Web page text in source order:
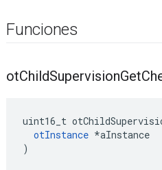
Funciones
otChildSupervisionGet
uint16_t
otInstance *aInstance
)